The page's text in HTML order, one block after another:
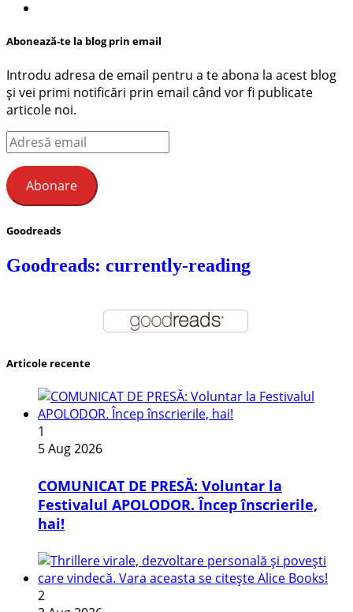
Abonează-te la blog prin email
Introdu adresa de email pentru a te abona la acest blog
și vei primi notificări prin email când vor fi publicate
articole noi.
Adresă
email
Abonare
Goodreads
Goodreads: currently-reading
Articole recente
1
5 Aug 2026
COMUNICAT DE PRESĂ: Voluntar la
Festivalul APOLODOR. Încep înscrierile,
hai!
2